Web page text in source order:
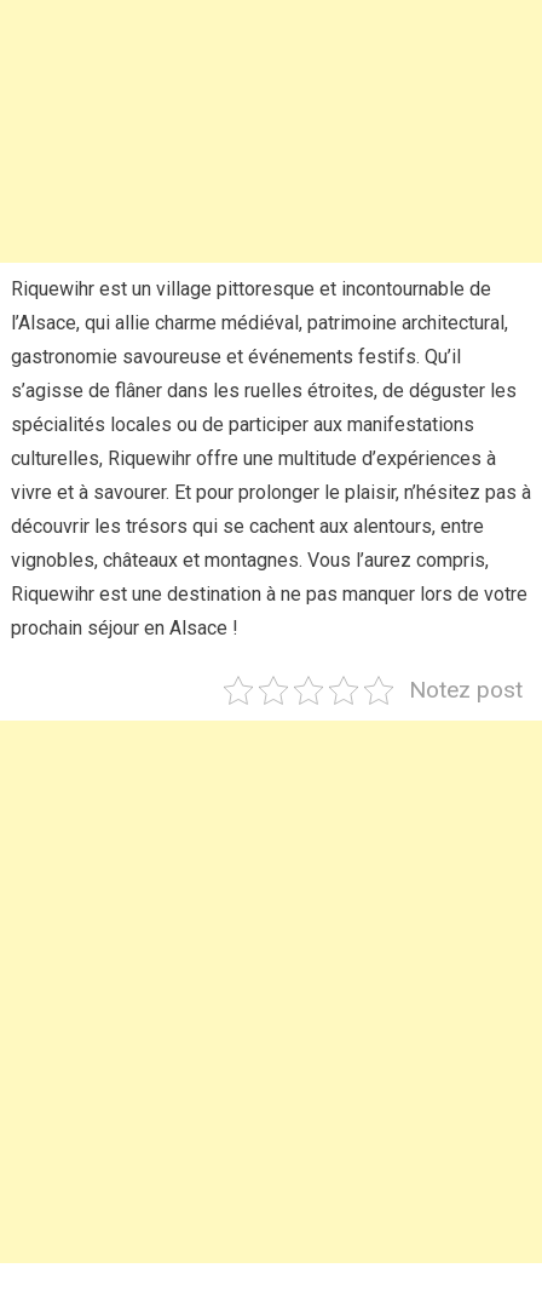
Riquewihr est un village pittoresque et incontournable de
l’Alsace, qui allie charme médiéval, patrimoine architectural,
gastronomie savoureuse et événements festifs. Qu’il
s’agisse de flâner dans les ruelles étroites, de déguster les
spécialités locales ou de participer aux manifestations
culturelles, Riquewihr offre une multitude d’expériences à
vivre et à savourer. Et pour prolonger le plaisir, n’hésitez pas à
découvrir les trésors qui se cachent aux alentours, entre
vignobles, châteaux et montagnes. Vous l’aurez compris,
Riquewihr est une destination à ne pas manquer lors de votre
prochain séjour en Alsace !
Notez post